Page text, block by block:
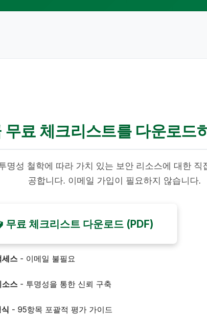
무료 체크리스트를 다운로드
명성 철학에 따라 가치 있는 보안 리소스에 대한 직
공합니다. 이메일 가입이 필요하지 않습니다.
무료 체크리스트 다운로드 (PDF)
스 - 이메일 불필요
스 - 투명성을 통한 신뢰 구축
- 95항목 포괄적 평가 가이드